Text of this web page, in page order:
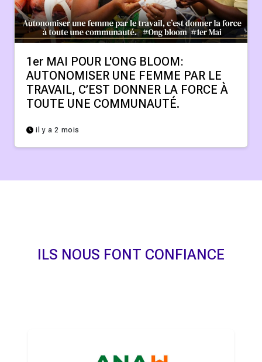
1er MAI POUR L'ONG BLOOM:
AUTONOMISER UNE FEMME PAR LE
TRAVAIL, C’EST DONNER LA FORCE À
TOUTE UNE COMMUNAUTÉ.
il y a 2 mois
ILS NOUS FONT CONFIANCE